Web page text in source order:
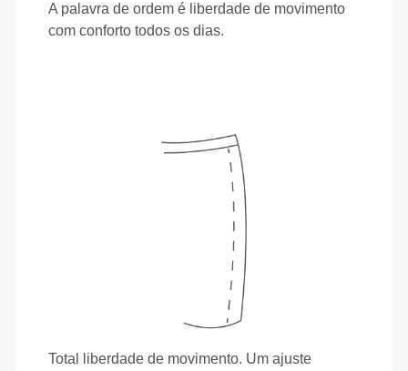
A palavra de ordem é liberdade de movimento
com conforto todos os dias.
Total liberdade de movimento. Um ajuste